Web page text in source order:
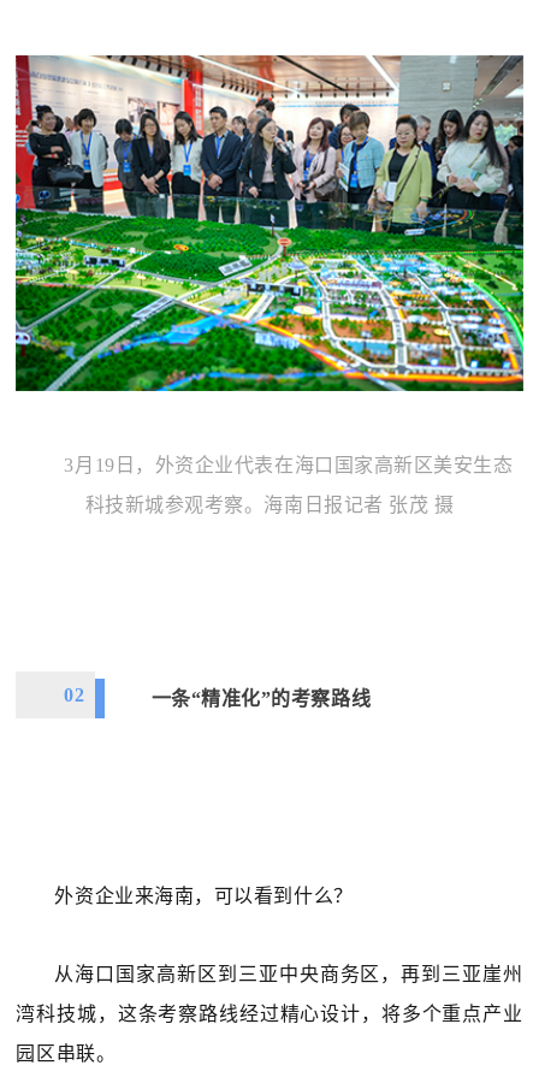
3月19日，外资企业代表在海口国家高新区美安生态
科技新城参观考察。海南日报记者 张茂 摄
02 一条“精准化”的考察路线
外资企业来海南，可以看到什么？
从海口国家高新区到三亚中央商务区，再到三亚崖州
湾科技城，这条考察路线经过精心设计，将多个重点产业
园区串联。